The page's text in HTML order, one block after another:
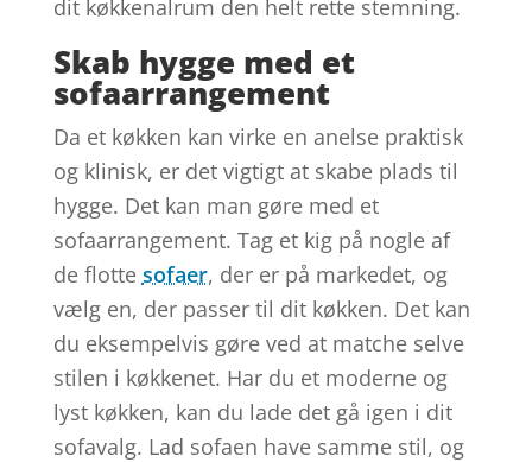
dit køkkenalrum den helt rette stemning.
Skab hygge med et
sofaarrangement
Da et køkken kan virke en anelse praktisk
og klinisk, er det vigtigt at skabe plads til
hygge. Det kan man gøre med et
sofaarrangement. Tag et kig på nogle af
de flotte sofaer, der er på markedet, og
vælg en, der passer til dit køkken. Det kan
du eksempelvis gøre ved at matche selve
stilen i køkkenet. Har du et moderne og
lyst køkken, kan du lade det gå igen i dit
sofavalg. Lad sofaen have samme stil, og